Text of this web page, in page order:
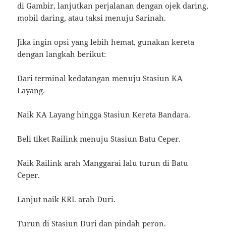
di Gambir, lanjutkan perjalanan dengan ojek daring,
mobil daring, atau taksi menuju Sarinah.
Jika ingin opsi yang lebih hemat, gunakan kereta
dengan langkah berikut:
Dari terminal kedatangan menuju Stasiun KA
Layang.
Naik KA Layang hingga Stasiun Kereta Bandara.
Beli tiket Railink menuju Stasiun Batu Ceper.
Naik Railink arah Manggarai lalu turun di Batu
Ceper.
Lanjut naik KRL arah Duri.
Turun di Stasiun Duri dan pindah peron.